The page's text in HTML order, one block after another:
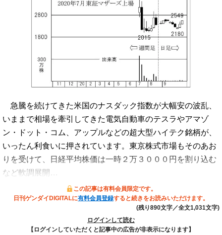
急騰を続けてきた米国のナスダック指数が大幅安の波乱、
いままで相場を牽引してきた電気自動車のテスラやアマゾ
ン・ドット・コム、アップルなどの超大型ハイテク銘柄が、
いったん利食いに押されています。東京株式市場もそのあお
りを受けて、日経平均株価は一時２万３０００円を割り込む
など軟調展開…
この記事は有料会員限定です。
日刊ゲンダイDIGITALに有料会員登録すると続きをお読みいただけます。
(残り890文字／全文1,031文字)
ログインして読む
【ログインしていただくと記事中の広告が非表示になります】